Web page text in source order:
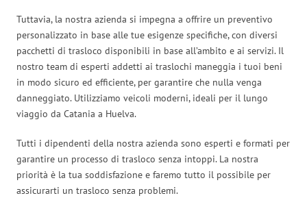
Tuttavia, la nostra azienda si impegna a offrire un preventivo
personalizzato in base alle tue esigenze specifiche, con diversi
pacchetti di trasloco disponibili in base all’ambito e ai servizi. Il
nostro team di esperti addetti ai traslochi maneggia i tuoi beni
in modo sicuro ed efficiente, per garantire che nulla venga
danneggiato. Utilizziamo veicoli moderni, ideali per il lungo
viaggio da Catania a Huelva.
Tutti i dipendenti della nostra azienda sono esperti e formati per
garantire un processo di trasloco senza intoppi. La nostra
priorità è la tua soddisfazione e faremo tutto il possibile per
assicurarti un trasloco senza problemi.